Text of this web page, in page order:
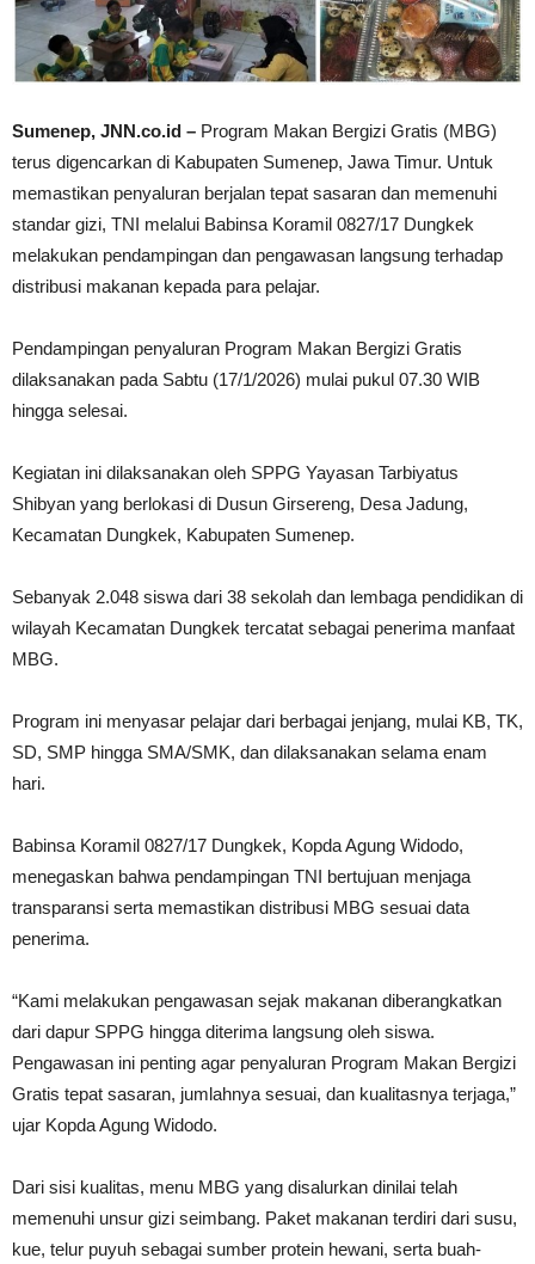
Sumenep, JNN.co.id – Program Makan Bergizi Gratis (MBG)
terus digencarkan di Kabupaten Sumenep, Jawa Timur. Untuk
memastikan penyaluran berjalan tepat sasaran dan memenuhi
standar gizi, TNI melalui Babinsa Koramil 0827/17 Dungkek
melakukan pendampingan dan pengawasan langsung terhadap
distribusi makanan kepada para pelajar.
Pendampingan penyaluran Program Makan Bergizi Gratis
dilaksanakan pada Sabtu (17/1/2026) mulai pukul 07.30 WIB
hingga selesai.
Kegiatan ini dilaksanakan oleh SPPG Yayasan Tarbiyatus
Shibyan yang berlokasi di Dusun Girsereng, Desa Jadung,
Kecamatan Dungkek, Kabupaten Sumenep.
Sebanyak 2.048 siswa dari 38 sekolah dan lembaga pendidikan di
wilayah Kecamatan Dungkek tercatat sebagai penerima manfaat
MBG.
Program ini menyasar pelajar dari berbagai jenjang, mulai KB, TK,
SD, SMP hingga SMA/SMK, dan dilaksanakan selama enam
hari.
Babinsa Koramil 0827/17 Dungkek, Kopda Agung Widodo,
menegaskan bahwa pendampingan TNI bertujuan menjaga
transparansi serta memastikan distribusi MBG sesuai data
penerima.
“Kami melakukan pengawasan sejak makanan diberangkatkan
dari dapur SPPG hingga diterima langsung oleh siswa.
Pengawasan ini penting agar penyaluran Program Makan Bergizi
Gratis tepat sasaran, jumlahnya sesuai, dan kualitasnya terjaga,”
ujar Kopda Agung Widodo.
Dari sisi kualitas, menu MBG yang disalurkan dinilai telah
memenuhi unsur gizi seimbang. Paket makanan terdiri dari susu,
kue, telur puyuh sebagai sumber protein hewani, serta buah-